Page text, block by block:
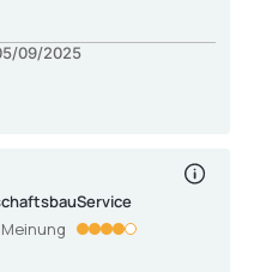
09/2025
Service